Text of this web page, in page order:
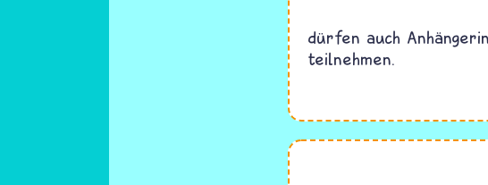
dürfen auch
teilnehmen.